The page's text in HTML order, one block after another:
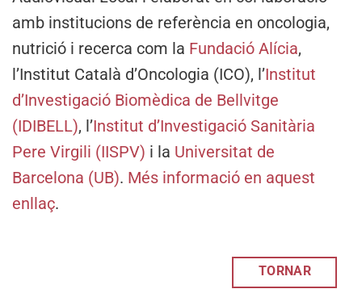
amb institucions de referència en oncologia,
nutrició i recerca com la Fundació Alícia,
l’Institut Català d’Oncologia (ICO), l’Institut
d’Investigació Biomèdica de Bellvitge
(IDIBELL), l’Institut d’Investigació Sanitària
Pere Virgili (IISPV) i la Universitat de
Barcelona (UB). Més informació en aquest
enllaç.
TORNAR